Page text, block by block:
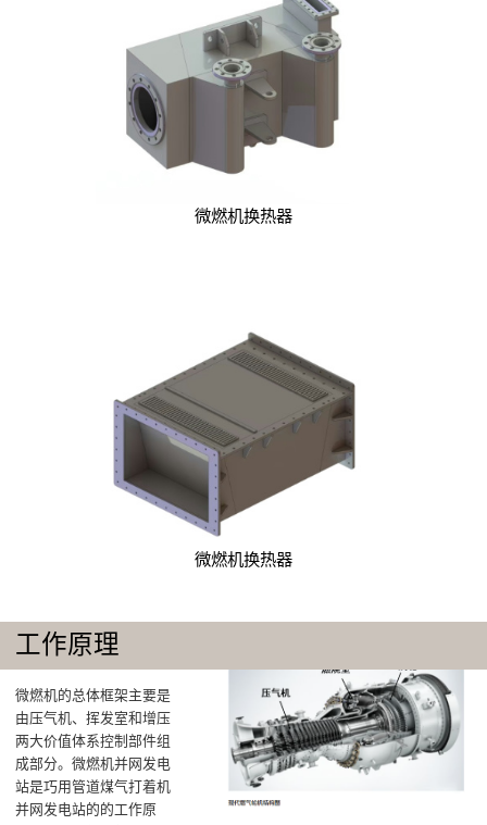
微燃机换热器
微燃机换热器
工作原理
微燃机的总体框架主要是
由压气机、挥发室和增压
两大价值体系控制部件组
成部分‌。微燃机并网发电
站是巧用管道煤气打着机
并网发电站的的工作原